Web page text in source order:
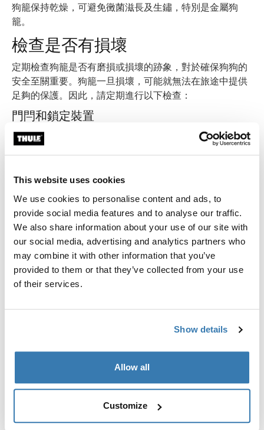
This website uses cookies
We use cookies to personalise content and ads, to
provide social media features and to analyse our traffic.
We also share information about your use of our site with
our social media, advertising and analytics partners who
may combine it with other information that you’ve
provided to them or that they’ve collected from your use
of their services.
Show details
Allow all
Customize
狗籠保持乾燥，可避免黴菌滋長及生鏽，特別是金屬狗
籠。
檢查是否有損壞
定期檢查狗籠是否有磨損或損壞的跡象，對於確保狗狗的
安全至關重要。狗籠一旦損壞，可能就無法在旅途中提供
足夠的保護。因此，請定期進行以下檢查：
門閂和鎖定裝置
檢查門閂和鎖定機構，確保它們運作正常且穩固可靠。如
果門閂出現故障，可能會導致狗狗在旅途中意外逃脫或受
結構完整性
檢查狗籠的整體結構完整性。留意是否有彎曲的金屬線、
銳利的邊緣或鬆動的接合處。請及時處理任何問題，以免
損壞擴大或危害您的寵物。